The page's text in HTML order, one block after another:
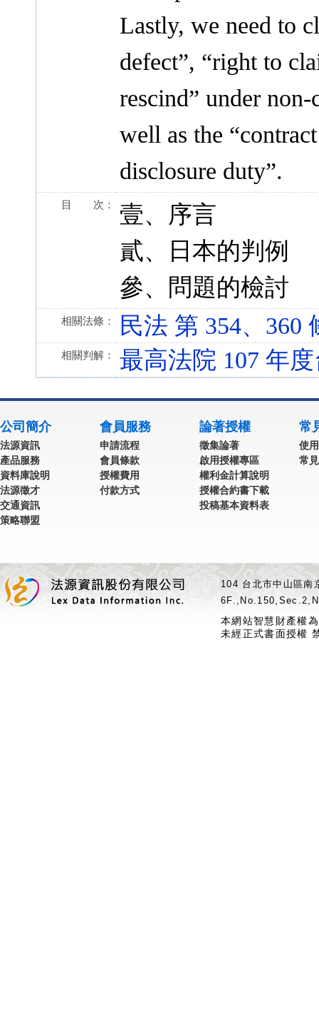
Lastly, we need to
defect”, “right to
rescind” under
well as the
disclosure duty”.
目 次：
壹、序言
貳、日本的判例
參、問題的檢討
相關法條： 民法 第 354、360
相關判解： 最高法院 107 年
公司簡介
法源資訊
產品服務
資料庫說明
法源徵才
交通資訊
策略聯盟
會員服務
申請流程
會員條款
授權費用
付款方式
論著授權
徵集論著
啟用授權專區
權利金計算說明
授權合約書下載
投稿基本資料表
常
使
常
104 台北市中山區
本網站智慧財產權
未經正式書面授權